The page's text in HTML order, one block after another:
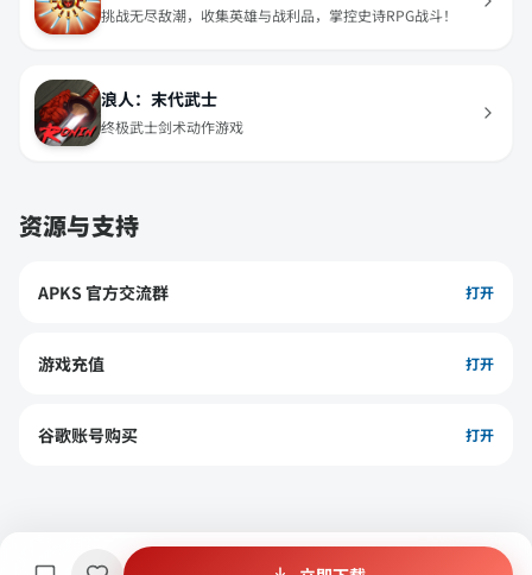
挑战无尽敌潮，收集英雄与战利品，掌控史诗RPG战斗！
浪人：末代武士
终极武士剑术动作游戏
资源与支持
APKS 官方交流群 打开
游戏充值 打开
谷歌账号购买 打开